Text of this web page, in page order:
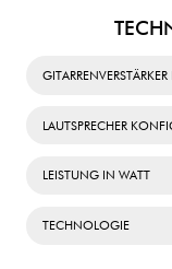
LAUTSPRECHER
LEISTUNG IN WATT
TECHNOLOGIE